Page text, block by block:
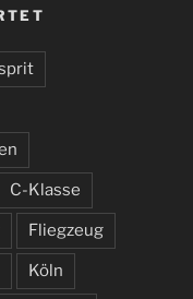
C-Klasse
Fliegzeug
Köln